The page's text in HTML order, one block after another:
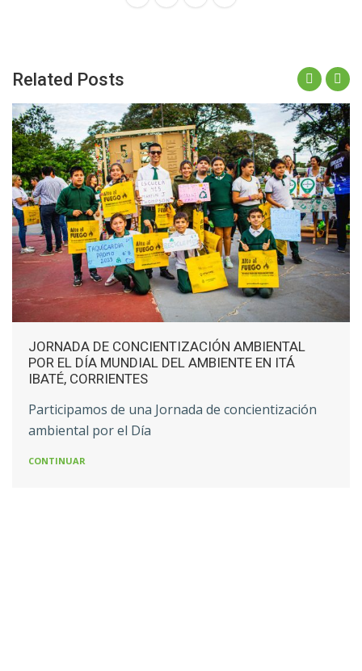
Related Posts
JORNADA DE CONCIENTIZACIÓN AMBIENTAL
POR EL DÍA MUNDIAL DEL AMBIENTE EN ITÁ
IBATÉ, CORRIENTES
Participamos de una Jornada de concientización
ambiental por el Día
CONTINUAR